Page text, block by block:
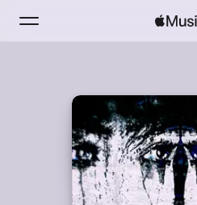
Радио
Установить